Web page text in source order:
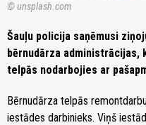
© unsplash.com
Šauļu policija saņēmusi
bērnudārza
telpās nodarbojies ar
Bērnudārza telpās
iestādes darbinieks. Viņš